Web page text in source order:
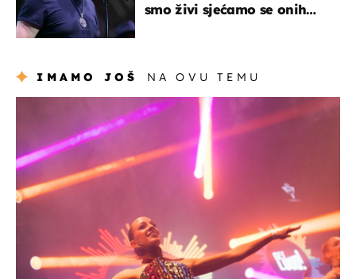
smo živi sjećamo se onih
IMAMO JOŠ NA OVU TEMU